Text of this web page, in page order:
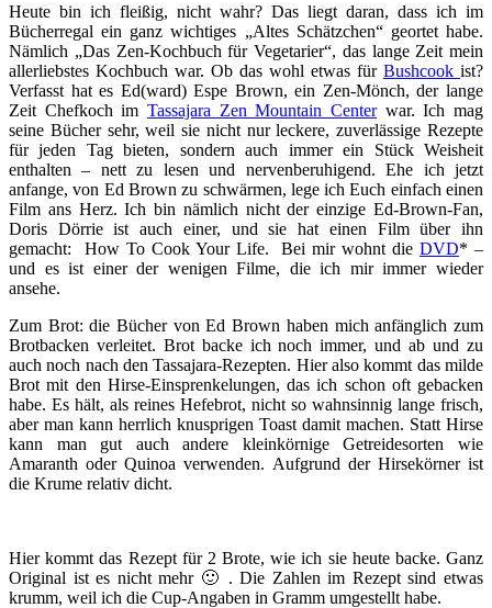
Heute bin ich fleißig, nicht wahr? Das liegt daran, dass ich im
Bücherregal ein ganz wichtiges „Altes Schätzchen“ geortet habe.
Nämlich „Das Zen-Kochbuch für Vegetarier“, das lange Zeit mein
allerliebstes Kochbuch war. Ob das wohl etwas für Bushcook ist?
Verfasst hat es Ed(ward) Espe Brown, ein Zen-Mönch, der lange
Zeit Chefkoch im Tassajara Zen Mountain Centerwar. Ich mag
seine Bücher sehr, weil sie nicht nur leckere, zuverlässige Rezepte
für jeden Tag bieten, sondern auch immer ein Stück Weisheit
enthalten – nett zu lesen und nervenberuhigend. Ehe ich jetzt
anfange, von Ed Brown zu schwärmen, lege ich Euch einfach einen
Film ans Herz. Ich bin nämlich nicht der einzige Ed-Brown-Fan,
Doris Dörrie ist auch einer, und sie hat einen Film über ihn
gemacht: How To Cook Your Life. Bei mir wohnt dieDVD* –
und es ist einer der wenigen Filme, die ich mir immer wieder
ansehe.
Zum Brot: die Bücher von Ed Brown haben mich anfänglich zum
Brotbacken verleitet. Brot backe ich noch immer, und ab und zu
auch noch nach den Tassajara-Rezepten. Hier also kommt das milde
Brot mit den Hirse-Einsprenkelungen, das ich schon oft gebacken
habe. Es hält, als reines Hefebrot, nicht so wahnsinnig lange frisch,
aber man kann herrlich knusprigen Toast damit machen. Statt Hirse
kann man gut auch andere kleinkörnige Getreidesorten wie
Amaranth oder Quinoa verwenden. Aufgrund der Hirsekörner ist
die Krume relativ dicht.
Hier kommt das Rezept für 2 Brote, wie ich sie heute backe. Ganz
Original ist es nicht mehr 🙂 . Die Zahlen im Rezept sind etwas
krumm, weil ich die Cup-Angaben in Gramm umgestellt habe.